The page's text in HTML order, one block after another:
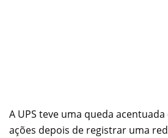
A UPS teve uma queda acentuada
ações depois de registrar uma